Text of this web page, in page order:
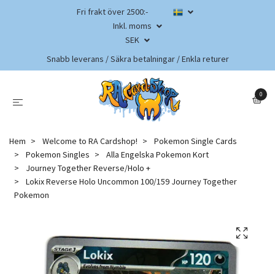
Fri frakt över 2500:-
Inkl. moms
SEK
Snabb leverans / Säkra betalningar / Enkla returer
0
Hem Welcome to RA Cardshop!
Pokemon Single Cards
Pokemon Singles
Alla Engelska Pokemon Kort
Journey Together Reverse/Holo +
Lokix Reverse Holo Uncommon 100/159 Journey Together
Pokemon